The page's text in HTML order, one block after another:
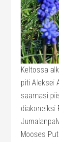
Keltossa
piti Aleksei
saarnasi
diakoneiksi
Mooses